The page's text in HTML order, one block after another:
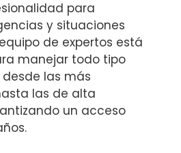
para
y situaciones
de expertos está
manejar todo tipo
las más
las de alta
un acceso